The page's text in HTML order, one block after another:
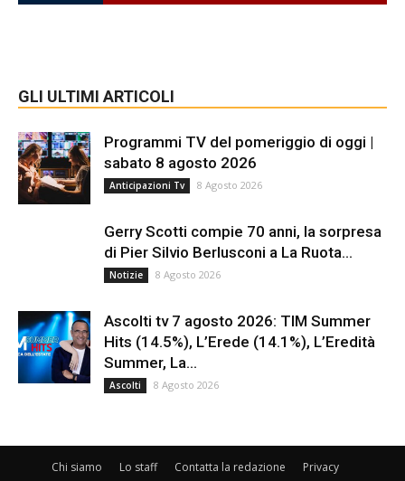
GLI ULTIMI ARTICOLI
Programmi TV del pomeriggio di oggi |
sabato 8 agosto 2026
Anticipazioni Tv 8 Agosto 2026
Gerry Scotti compie 70 anni, la sorpresa
di Pier Silvio Berlusconi a La Ruota...
Notizie 8 Agosto 2026
Ascolti tv 7 agosto 2026: TIM Summer
Hits (14.5%), L’Erede (14.1%), L’Eredità
Summer, La...
Ascolti 8 Agosto 2026
Chi siamo Lo staff Contatta la redazione
Privacy